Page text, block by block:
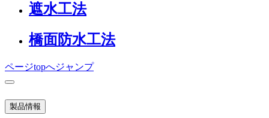
遮水工法
橋面防水工法
ページtopへジャンプ
製品情報